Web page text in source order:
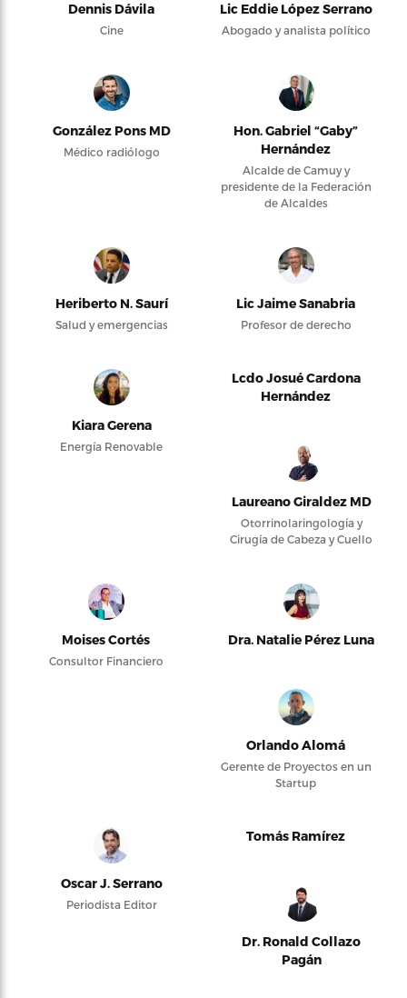
Dennis Dávila
Cine
Lic Eddie López Serrano
Abogado y analista político
González Pons MD
Médico radiólogo
Hon. Gabriel “Gaby”
Hernández
Alcalde de Camuy y
presidente de la Federación
de Alcaldes
Heriberto N. Saurí
Salud y emergencias
Lic Jaime Sanabria
Profesor de derecho
Kiara Gerena
Energía Renovable
Lcdo Josué Cardona
Hernández
Laureano Giraldez MD
Otorrinolaringología y
Cirugía de Cabeza y Cuello
Moises Cortés
Consultor Financiero
Dra. Natalie Pérez Luna
Orlando Alomá
Gerente de Proyectos en un
Startup
Oscar J. Serrano
Periodista Editor
Tomás Ramírez
Dr. Ronald Collazo
Pagán